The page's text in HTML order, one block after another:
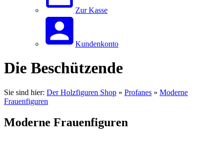
Zur Kasse
Kundenkonto
Die Beschützende
Sie sind hier: Der Holzfiguren Shop » Profanes » Moderne
Frauenfiguren
Moderne Frauenfiguren